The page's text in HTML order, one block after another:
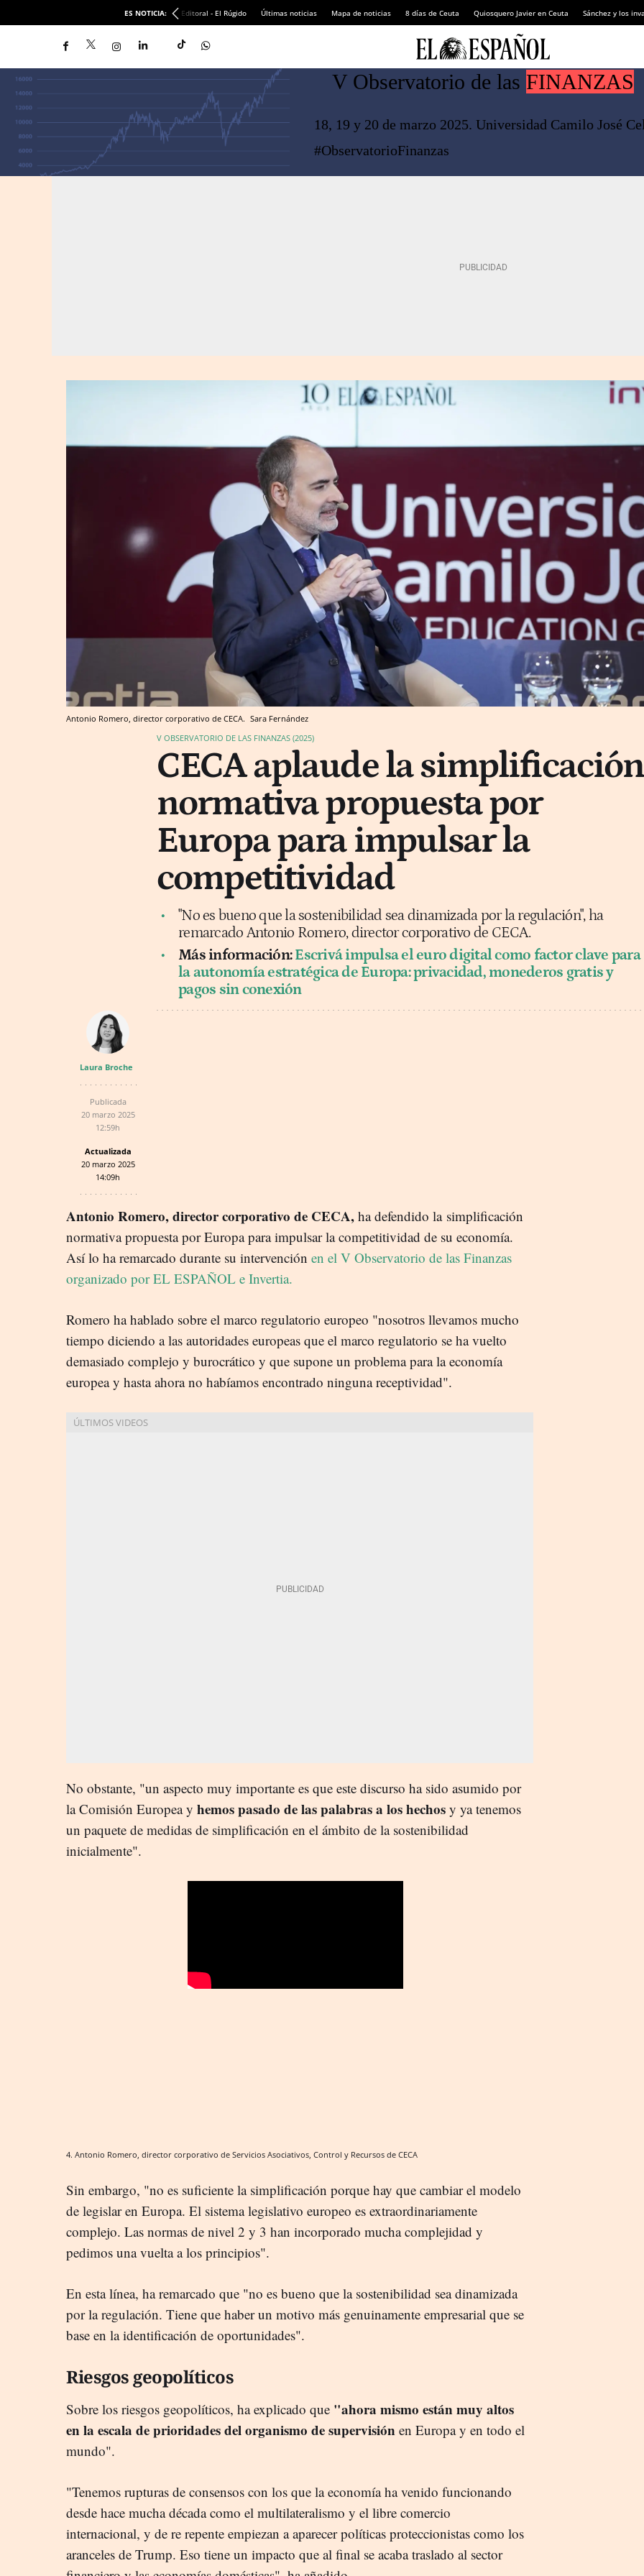
ES NOTICIA: Editoral - El Rúgido Últimas noticias Mapa de noticias 8 días de Ceuta Quiosquero Javier en Ceuta Sánchez y los
V Observatorio de las FINANZAS
18, 19 y 20 de marzo 2025. Universidad Camilo José
#ObservatorioFinanzas
Antonio Romero, director corporativo de CECA. Sara Fernández
V OBSERVATORIO DE LAS FINANZAS (2025)
CECA aplaude la simplificación
normativa propuesta por
Europa para impulsar la
competitividad
"No es bueno que la sostenibilidad sea dinamizada por la regulación", ha
remarcado Antonio Romero, director corporativo de CECA.
Más información:Escrivá impulsa el euro digital como factor clave para
la autonomía estratégica de Europa: privacidad, monederos gratis y
pagos sin conexión
Laura Broche
Publicada
20 marzo 2025
12:59h
Actualizada
20 marzo 2025
14:09h
Antonio Romero, director corporativo de CECA, ha defendido la simplificación
normativa propuesta por Europa para impulsar la competitividad de su economía.
Así lo ha remarcado durante su intervención en el V Observatorio de las Finanzas
organizado por EL ESPAÑOL e Invertia.
Romero ha hablado sobre el marco regulatorio europeo "nosotros llevamos mucho
tiempo diciendo a las autoridades europeas que el marco regulatorio se ha vuelto
demasiado complejo y burocrático y que supone un problema para la economía
europea y hasta ahora no habíamos encontrado ninguna receptividad".
No obstante, "un aspecto muy importante es que este discurso ha sido asumido por
la Comisión Europea y hemos pasado de las palabras a los hechos y ya tenemos
un paquete de medidas de simplificación en el ámbito de la sostenibilidad
inicialmente".
4. Antonio Romero, director corporativo de Servicios Asociativos, Control y Recursos de CECA
Sin embargo, "no es suficiente la simplificación porque hay que cambiar el modelo
de legislar en Europa. El sistema legislativo europeo es extraordinariamente
complejo. Las normas de nivel 2 y 3 han incorporado mucha complejidad y
pedimos una vuelta a los principios".
En esta línea, ha remarcado que "no es bueno que la sostenibilidad sea dinamizada
por la regulación. Tiene que haber un motivo más genuinamente empresarial que se
base en la identificación de oportunidades".
Riesgos geopolíticos
Sobre los riesgos geopolíticos, ha explicado que "ahora mismo están muy altos
en la escala de prioridades del organismo de supervisión en Europa y en todo el
mundo".
"Tenemos rupturas de consensos con los que la economía ha venido funcionando
desde hace mucha década como el multilateralismo y el libre comercio
internacional, y de re repente empiezan a aparecer políticas proteccionistas como los
aranceles de Trump. Eso tiene un impacto que al final se acaba traslado al sector